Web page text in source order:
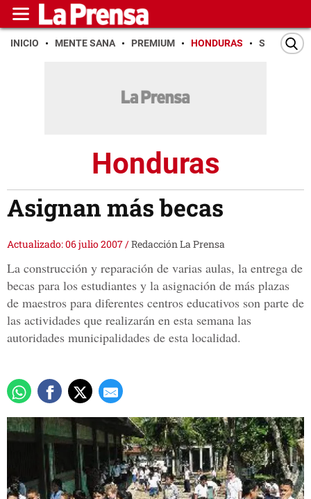
INICIO MENTE SANA PREMIUM HONDURAS SAN PEDRO
Honduras
Asignan más becas
Actualizado: 06 julio 2007/Redacción La Prensa
La construcción y reparación de varias aulas, la entrega de
becas para los estudiantes y la asignación de más plazas
de maestros para diferentes centros educativos son parte de
las actividades que realizarán en esta semana las
autoridades municipalidades de esta localidad.